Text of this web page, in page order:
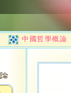
中國哲學概論